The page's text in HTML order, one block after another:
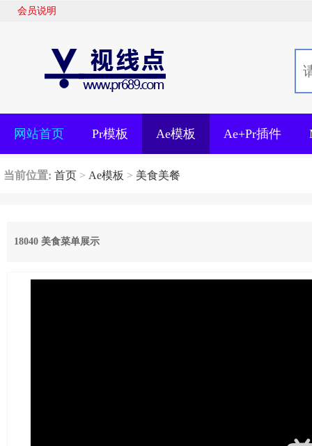
会员说明
网站首页 Pr模板 Ae模板 Ae+Pr插件
当前位置: 首页 > Ae模板 > 美食美餐
18040 美食菜单展示